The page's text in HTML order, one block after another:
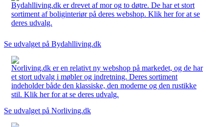
Bydahlliving.dk er drevet af mor og to døtre. De har et stort
sortiment af boliginteriør på deres webshop. Klik her for at se
deres udvalg.
Se udvalget på Bydahlliving.dk
Norliving.dk er en relativt ny webshop på markedet, og de har
et stort udvalg i møbler og indretning. Deres sortiment
indeholder både den klassiske, den moderne og den rustikke
stil. Klik her for at se deres udvalg.
Se udvalget på Norliving.dk